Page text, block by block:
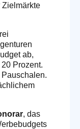
Zielmärkte
ab,
Prozent.
, das